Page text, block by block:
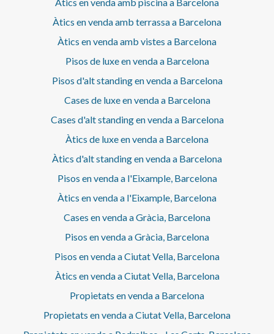
certificat informatiu estatal de referència dels preus de
lloguer.No consta cap contracte d'arrendament
ostenta la condició de gran tenidor.La present propietat té
la consideració de suntuària per raó de superfície i/o
renda i, de conformitat amb la LAU, no és aplicable l'índex
estatal de referència dels preus de lloguer. Cèdula
dígits per preservar l’ús correcte de la informació; el
número complet està disponible a petició dels interessats.
Àtics en venda amb terrassa a Barcelona
Àtics en venda amb vistes a Barcelona
Pisos de luxe en venda a Barcelona
Pisos d'alt standing en venda a Barcelona
Cases de luxe en venda a Barcelona
Cases d'alt standing en venda a Barcelona
Àtics de luxe en venda a Barcelona
Àtics d'alt standing en venda a Barcelona
Pisos en venda a l'Eixample, Barcelona
Àtics en venda a l'Eixample, Barcelona
Cases en venda a Gràcia, Barcelona
Pisos en venda a Gràcia, Barcelona
Pisos en venda a Ciutat Vella, Barcelona
Àtics en venda a Ciutat Vella, Barcelona
Propietats en venda a Barcelona
Propietats en venda a Ciutat Vella, Barcelona